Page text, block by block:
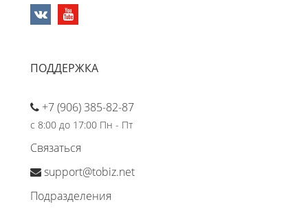
ПОДДЕРЖКА
+7 (906) 385-82-87
с 8:00 до 17:00 Пн - Пт
Связаться
support@tobiz.net
Подразделения